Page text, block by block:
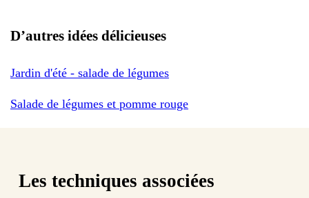
D’autres idées délicieuses
Jardin d'été - salade de légumes
Salade de légumes et pomme rouge
Les techniques associées